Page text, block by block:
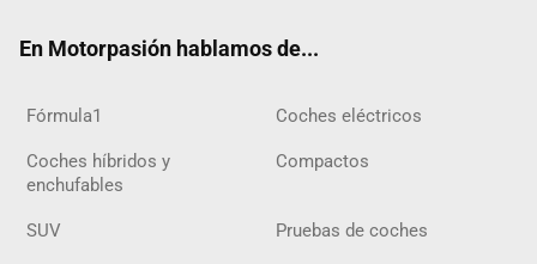
En Motorpasión hablamos de...
Fórmula1 Coches eléctricos
Coches híbridos y
enchufables
Compactos
SUV Pruebas de coches